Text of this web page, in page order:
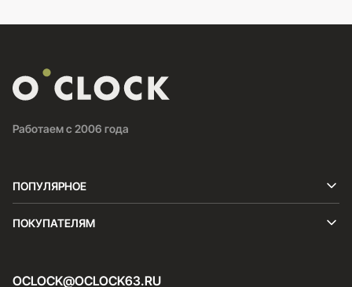
Работаем с 2006 года
ПОПУЛЯРНОЕ
ПОКУПАТЕЛЯМ
OCLOCK@OCLOCK63.RU